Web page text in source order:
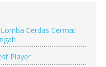
Cerdas Cermat
Player